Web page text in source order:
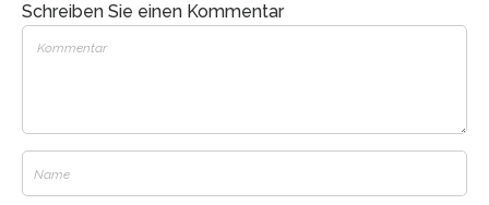
Schreiben Sie einen Kommentar